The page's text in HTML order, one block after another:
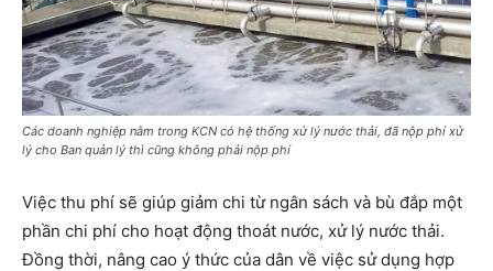
Các doanh nghiệp nằm trong KCN có hệ thống xử lý nước thải, đã nộp phí xử
lý cho Ban quản lý thì cũng không phải nộp phí
Việc thu phí sẽ giúp giảm chi từ ngân sách và bù đắp một
phần chi phí cho hoạt động thoát nước, xử lý nước thải.
Đồng thời, nâng cao ý thức của dân về việc sử dụng hợp